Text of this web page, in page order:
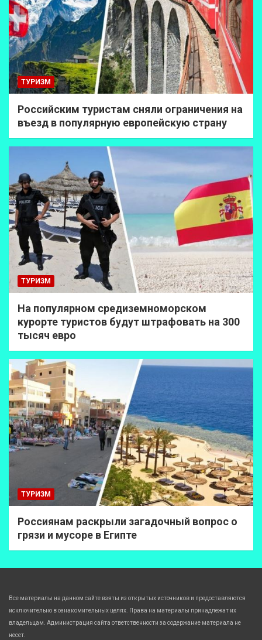
ТУРИЗМ
Российским туристам сняли ограничения на
въезд в популярную европейскую страну
ТУРИЗМ
На популярном средиземноморском
курорте туристов будут штрафовать на 300
тысяч евро
ТУРИЗМ
Россиянам раскрыли загадочный вопрос о
грязи и мусоре в Египте
Все материалы на данном сайте взяты из открытых источников и предоставляются
исключительно в ознакомительных целях. Права на материалы принадлежат их
владельцам. Администрация сайта ответственности за содержание материала не
несет.